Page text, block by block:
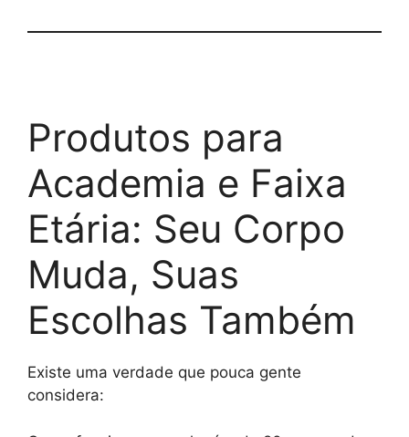
Produtos para
Academia e Faixa
Etária: Seu Corpo
Muda, Suas
Escolhas Também
Existe uma verdade que pouca gente
considera: